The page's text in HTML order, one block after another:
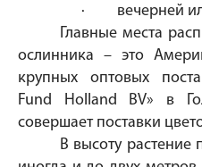
·
вечерней
Главные места
ослинника – это
крупных оптовых
Fund Holland BV» в
совершает поставки
В высоту растение